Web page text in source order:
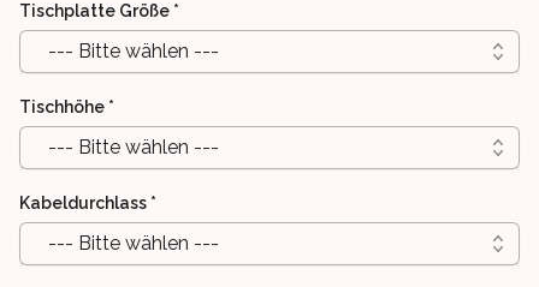
Tischplatte Größe *
--- Bitte wählen ---
Tischhöhe *
--- Bitte wählen ---
Kabeldurchlass *
--- Bitte wählen ---